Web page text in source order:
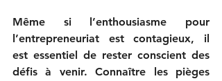
Même si l’enthousiasme pour
l’entrepreneuriat est contagieux, il
est essentiel de rester conscient des
défis à venir. Connaître les pièges